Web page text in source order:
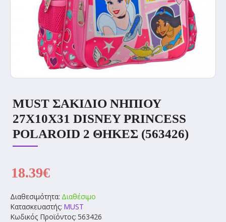
MUST ΣΑΚΙΔΙΟ ΝΗΠΙΟΥ
27Χ10Χ31 DISNEY PRINCESS
POLAROID 2 ΘΗΚΕΣ (563426)
Διαθεσιμότητα: Διαθέσιμο
Κατασκευαστής: MUST
Κωδικός Προϊόντος: 563426
18.39€